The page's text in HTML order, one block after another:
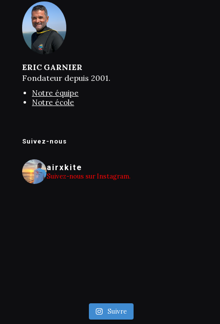
ERIC GARNIER
Fondateur depuis 2001.
Notre équipe
Notre école
Suivez-nous
airxkite
Suivez-nous sur Instagram.
Suivre